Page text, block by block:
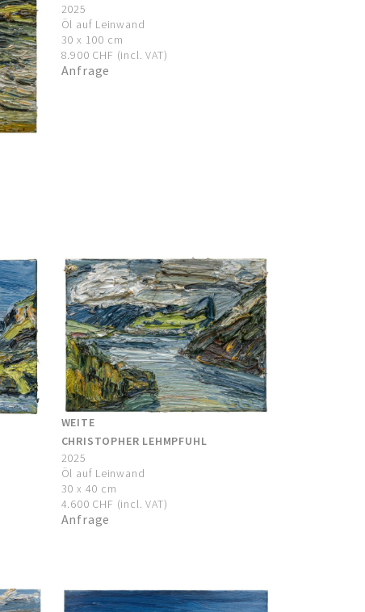
2025
Öl auf Leinwand
30 x 100 cm
8.900 CHF (incl. VAT)
Anfrage
WEITE
CHRISTOPHER LEHMPFUHL
2025
Öl auf Leinwand
30 x 40 cm
4.600 CHF (incl. VAT)
Anfrage